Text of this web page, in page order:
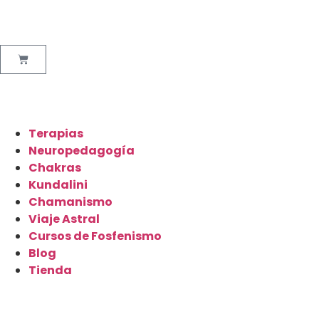
Terapias
Neuropedagogía
Chakras
Kundalini
Chamanismo
Viaje Astral
Cursos de Fosfenismo
Blog
Tienda